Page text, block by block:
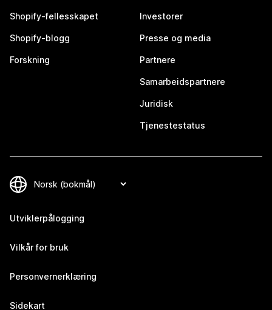
Shopify-fellesskapet
Shopify-blogg
Forskning
Investorer
Presse og media
Partnere
Samarbeidspartnere
Juridisk
Tjenestestatus
Utviklerpålogging
Vilkår for bruk
Personvernerklæring
Sidekart